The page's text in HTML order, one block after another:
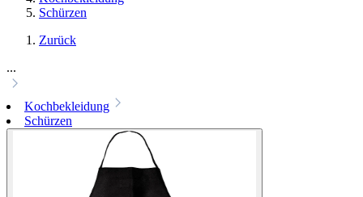
Schürzen
Zurück
...
Kochbekleidung
Schürzen